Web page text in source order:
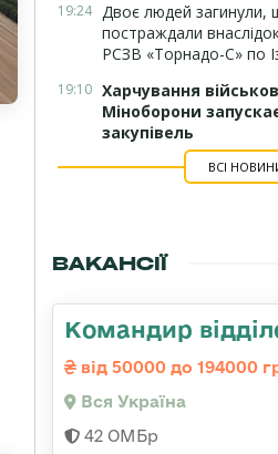
19:24 Двоє людей загинули,
постраждали
РСЗВ «Торнадо-С» по
19:10 Харчування
Міноборони
закупівель
ВСІ
ВАКАНСІЇ
Командир
від 50000 до 194000
Вся Україна
42 ОМБр